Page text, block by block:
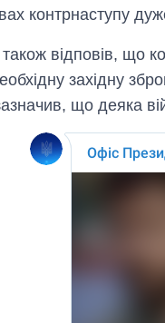
контрнаступу
відповів, що
західну
що деяка